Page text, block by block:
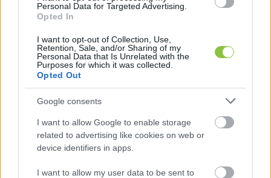
Personal Data for Targeted Advertising.
Opted In
I want to opt-out of Collection, Use,
Retention, Sale, and/or Sharing of my
Personal Data that Is Unrelated with the
Purposes for which it was collected.
Opted Out
Google consents
I want to allow Google to enable storage
related to advertising like cookies on web or
device identifiers in apps.
I want to allow my user data to be sent to